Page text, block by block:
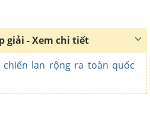
giải - Xem chi tiết
chiến lan rộng ra toàn quốc